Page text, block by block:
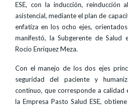
ESE, con la inducción, reinducción
asistencial, mediante el plan de
enfatiza en los ocho ejes,
manifestó, la Subgerente de Salud
Rocío Enríquez Meza.
Con el manejo de los dos ejes
seguridad del paciente y
continuo, que corresponde a calidad
la Empresa Pasto Salud ESE,